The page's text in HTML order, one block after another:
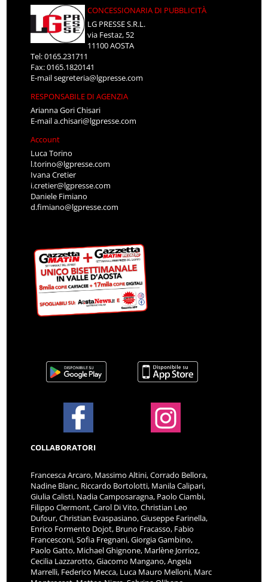
CONCESSIONARIA DI PUBBLICITÀ
LG PRESSE S.R.L.
via Festaz, 52
11100 AOSTA
Tel: 0165.231711
Fax: 0165.1820141
E-mailsegreteria@lgpresse.com
RESPONSABILE DI AGENZIA
Arianna Gori Chisari
E-maila.chisari@lgpresse.com
Account
Luca Torino
l.torino@lgpresse.com
Ivana Cretier
i.cretier@lgpresse.com
Daniele Fimiano
d.fimiano@lgpresse.com
COLLABORATORI
Francesca Arcaro, Massimo Altini, Corrado Bellora,
Nadine Blanc, Riccardo Bortolotti, Manila Calipari,
Giulia Calisti, Nadia Camposaragna, Paolo Ciambi,
Filippo Clermont, Carol Di Vito, Christian Leo
Dufour, Christian Evaspasiano, Giuseppe Farinella,
Enrico Formento Dojot, Bruno Fracasso, Fabio
Francesconi, Sofia Fregnani, Giorgia Gambino,
Paolo Gatto, Michael Ghignone, Marlène Jorrioz,
Cecilia Lazzarotto, Giacomo Mangano, Angela
Marrelli, Federico Mecca, Luca Mauro Melloni, Marc